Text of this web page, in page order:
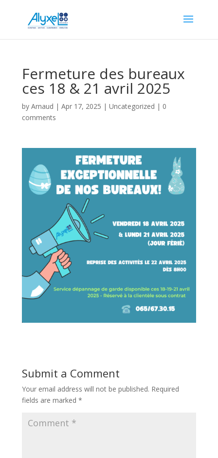
Fermeture des bureaux
ces 18 & 21 avril 2025
by Arnaud | Apr 17, 2025 | Uncategorized | 0
comments
Submit a Comment
Your email address will not be published. Required
fields are marked *